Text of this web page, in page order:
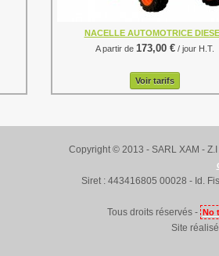
NACELLE AUTOMOTRICE
A partir de 173,00 €/ jour H.T.
Voir tarifs
Copyright © 2013 - SARL XAM -
Siret : 443416805 00028 - Id.
Tous droits réservés - No
Site